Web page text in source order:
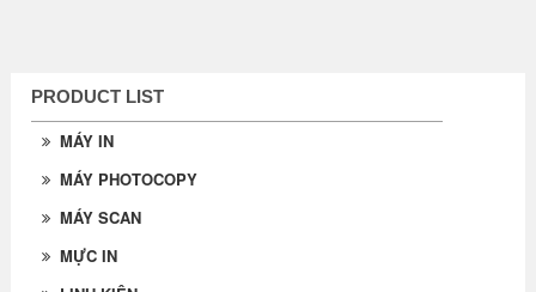
PRODUCT LIST
MÁY IN
MÁY PHOTOCOPY
MÁY SCAN
MỰC IN